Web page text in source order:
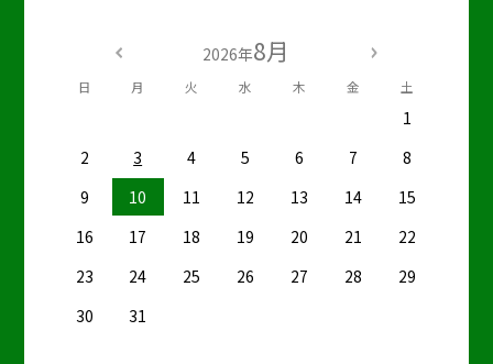
2026年8月
日 月 火 水 木 金 土
1
2
3 4 5 6 7
8
9
10 11 12 13 14
15
16
17 18 19 20 21
22
23
24 25 26 27 28
29
30
31